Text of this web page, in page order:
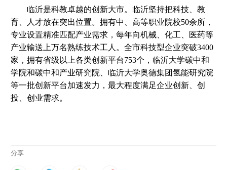
临沂是科教卓越的创新大市。临沂坚持把科技、教
育、人才放在突出位置。拥有中、高等职业院校50余所，
专业设置精准匹配产业需求，每年向机械、化工、医药等
产业输送上万名熟练技术工人。全市科技型企业突破3400
家，拥有省级以上各类创新平台753个，临沂大学碳中和
学院和碳中和产业研究院、临沂大学奥德集团氢能研究院
等一批创新平台加速发力，最大程度满足企业创新、创
投、创业需求。
分享